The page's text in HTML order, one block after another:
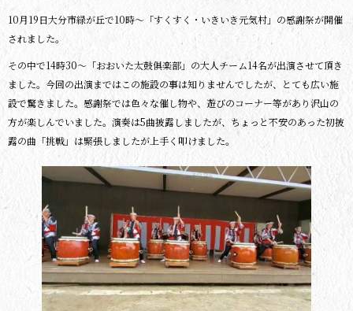
10月19日大分市緑が丘で10時～「すくすく・いきいき元気村」の感謝祭が開催
されました。
その中で14時30～「おおいた太鼓俱楽部」の大人チーム14名が出演させて頂き
ました。今回の出演まではこの施設の事は知りませんでしたが、とても広い施
設で驚きました。感謝祭では色々な催し物や、遊びのコーナー等があり沢山の
方が楽しんでいました。演奏は5曲披露しましたが、ちょっと不安のあった初披
露の曲「挑戦」は緊張しましたが上手く叩けました。